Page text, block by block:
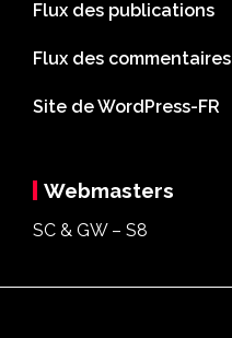
Flux des publications
Flux des commentaires
Site de WordPress-FR
Webmasters
SC & GW – S8